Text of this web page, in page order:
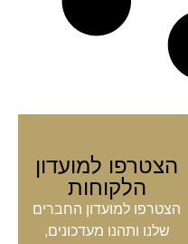
הצטרפו למועדון
הלקוחות
הצטרפו למועדון החברים
שלנו ותהנו מעדכונים,